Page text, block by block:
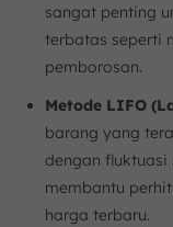
sangat penting
terbatas seperti
pemborosan.
Metode LIFO
barang yang
dengan fluktuasi
membantu
harga terbaru.